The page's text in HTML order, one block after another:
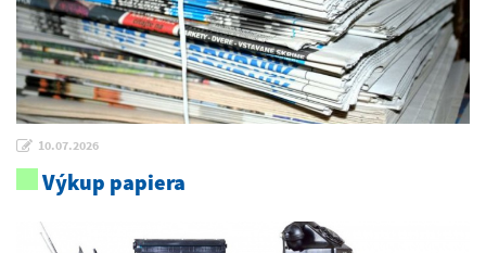
10.07.2026
Výkup papiera